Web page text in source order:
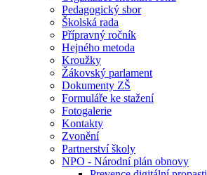
Pedagogický sbor
Školská rada
Přípravný ročník
Hejného metoda
Kroužky
Žákovský parlament
Dokumenty ZŠ
Formuláře ke stažení
Fotogalerie
Kontakty
Zvonění
Partnerství školy
NPO - Národní plán obnovy